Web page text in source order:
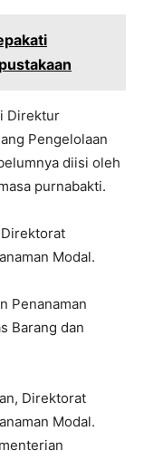
Direktur
Pengelolaan
diisi oleh
purnabakti.
Modal.
Penanaman
Barang dan
Direktorat
Modal.